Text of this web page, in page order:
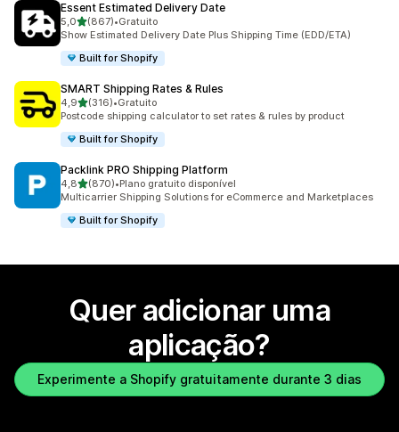
Essent Estimated Delivery Date
5,0de 5 estrelas
(867)
867 total de avaliações
•Gratuito
Show Estimated Delivery Date Plus Shipping Time (EDD/ETA)
Built for Shopify
SMART Shipping Rates & Rules
4,9de 5 estrelas
(316)
316 total de avaliações
•Gratuito
Postcode shipping calculator to set rates & rules by product
Built for Shopify
Packlink PRO Shipping Platform
4,8de 5 estrelas
(870)
870 total de avaliações
•Plano gratuito disponível
Multicarrier Shipping Solutions for eCommerce and Marketplaces
Built for Shopify
Quer adicionar uma
aplicação?
Experimente a Shopify gratuitamente durante 3 dias